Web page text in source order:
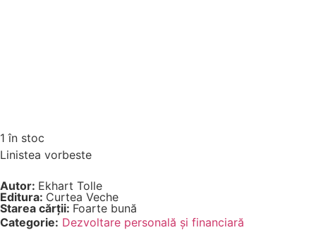
1 în stoc
Linistea vorbeste
Autor: Ekhart Tolle
Editura: Curtea Veche
Starea cărții: Foarte bună
Categorie: Dezvoltare personală şi financiară